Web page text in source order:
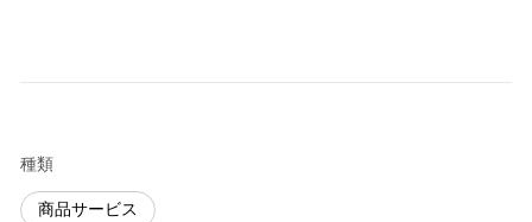
種類
商品サービス